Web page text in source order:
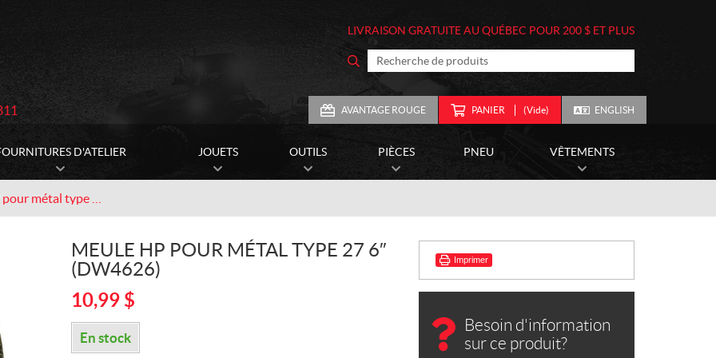
LIVRAISON GRATUITE AU QUÉBEC POUR 200 $ ET PLUS
AVANTAGE ROUGE PANIER (Vide) ENGLISH
D'ATELIER JOUETS OUTILS PIÈCES PNEU VÊTEMENTS
MEULE HP POUR MÉTAL TYPE 27 6″
(DW4626)
10,99 $
En stock
Imprimer
Besoin d'information
sur ce produit?